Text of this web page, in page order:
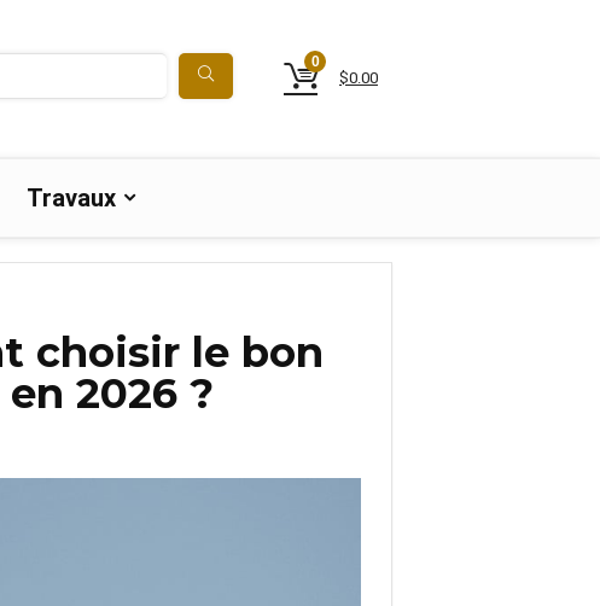
0
$0.00
Travaux
choisir le bon
2026 ?